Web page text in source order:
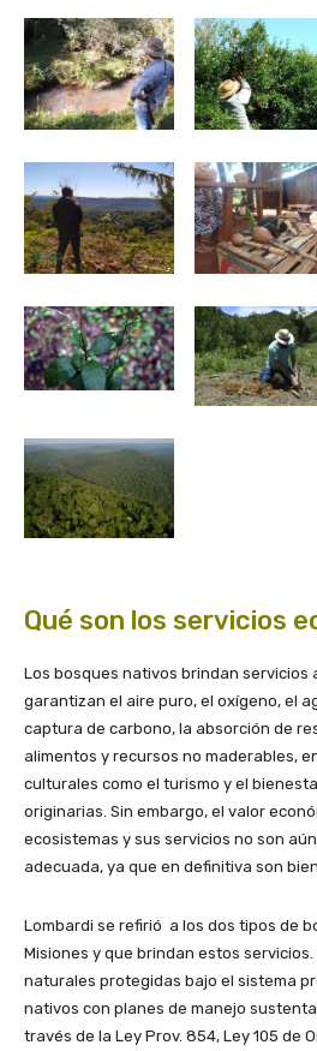
Qué son los servicios
Los bosques nativos brindan servicios
garantizan el aire puro, el oxígeno, el
captura de carbono, la absorción de
alimentos y recursos no maderables,
culturales como el turismo y el
originarias. Sin embargo, el valor
ecosistemas y sus servicios no son
adecuada, ya que en definitiva son
Lombardi se refirió a los dos tipos de
Misiones y que brindan estos
naturales protegidas bajo el sistema
nativos con planes de manejo
través de la Ley Prov. 854, Ley 105 de